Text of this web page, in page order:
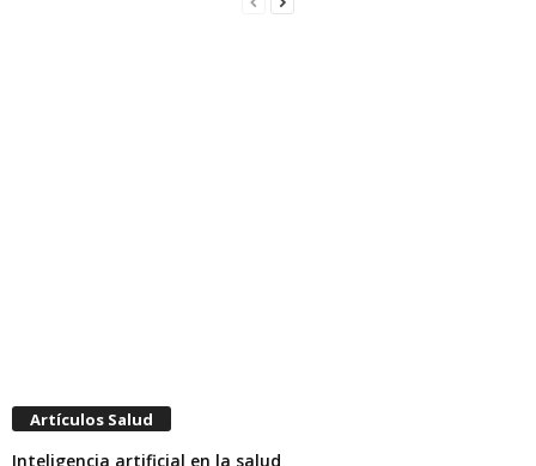
Artículos Salud
Inteligencia artificial en la salud